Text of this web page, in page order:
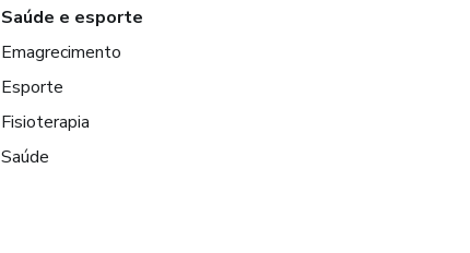
Saúde e esporte
Emagrecimento
Esporte
Fisioterapia
Saúde